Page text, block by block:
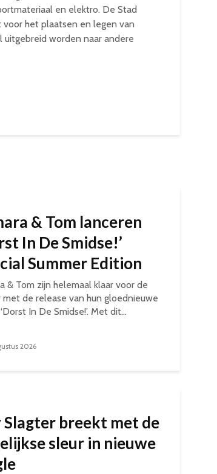
en elektro. De Stad
voor het plaatsen en legen van
worden naar andere
& Tom lanceren
In De Smidse!’
Summer Edition
& Tom zijn helemaal klaar voor de
met de release van hun gloednieuwe
In De Smidse!’. Met dit...
2026
Slagter breekt met de
sleur in nieuwe